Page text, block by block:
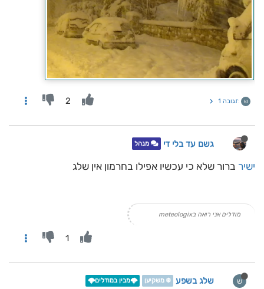
ש תגובה 1 2
גשם עד בלי די מנהל
ישיר ברור שלא כי עכשיו אפילו בחרמון אין שלג
מודלים אני רואה בmeteologix
1
ש שלג בשפע ❄️ משקיען 🌩️מבין במודלים🌩️